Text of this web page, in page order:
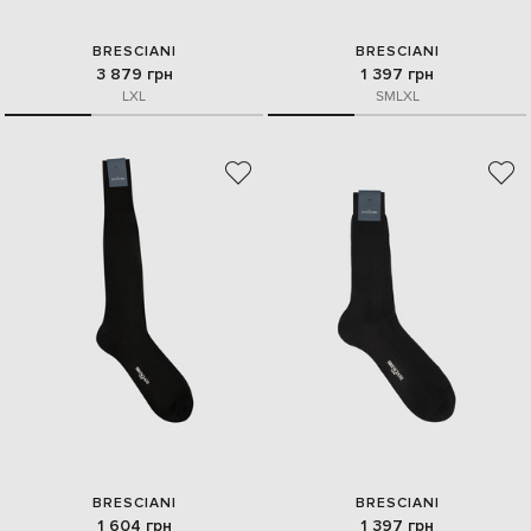
BRESCIANI
3 879 грн
LXL
BRESCIANI
1 397 грн
SMLXL
BRESCIANI
1 604 грн
BRESCIANI
1 397 грн